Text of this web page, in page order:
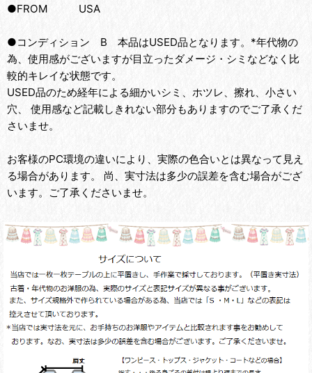
●FROM USA
●コンディション B 本品はUSED品となります。*年代物の
為、使用感がございますが目立ったダメージ・シミなどなく比
較的キレイな状態です。
USED品のため経年による細かいシミ、ホツレ、擦れ、小さい
穴、 使用感など記載しきれない部分もありますのでご了承くだ
さいませ。
お客様のPC環境の違いにより、実際の色合いとは異なって見え
る場合があります。 尚、実寸法は多少の誤差を含む場合がござ
います。ご了承くださいませ。